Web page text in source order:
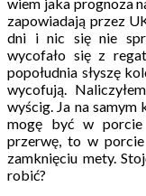
zapowiadają przez
dni i nic się nie
wycofało się z
popołudnia słyszę
wycofują.
wyścig. Ja na samym
mogę być w
przerwę, to w
zamknięciu mety.
robić?